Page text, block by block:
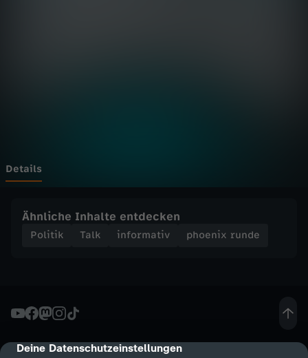
cmp-dialog-description
Deine Datenschutzeinstellungen
-
G
7
n
d
Details
Ähnliche Inhalte entdecken
Politik Talk informativ phoenix runde